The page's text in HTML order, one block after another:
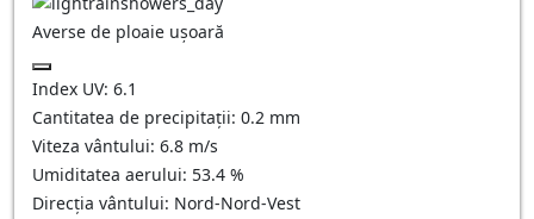
Averse de ploaie ușoară
Index UV: 6.1
Cantitatea de precipitații: 0.2 mm
Viteza vântului: 6.8 m/s
Umiditatea aerului: 53.4 %
Direcția vântului: Nord-Nord-Vest